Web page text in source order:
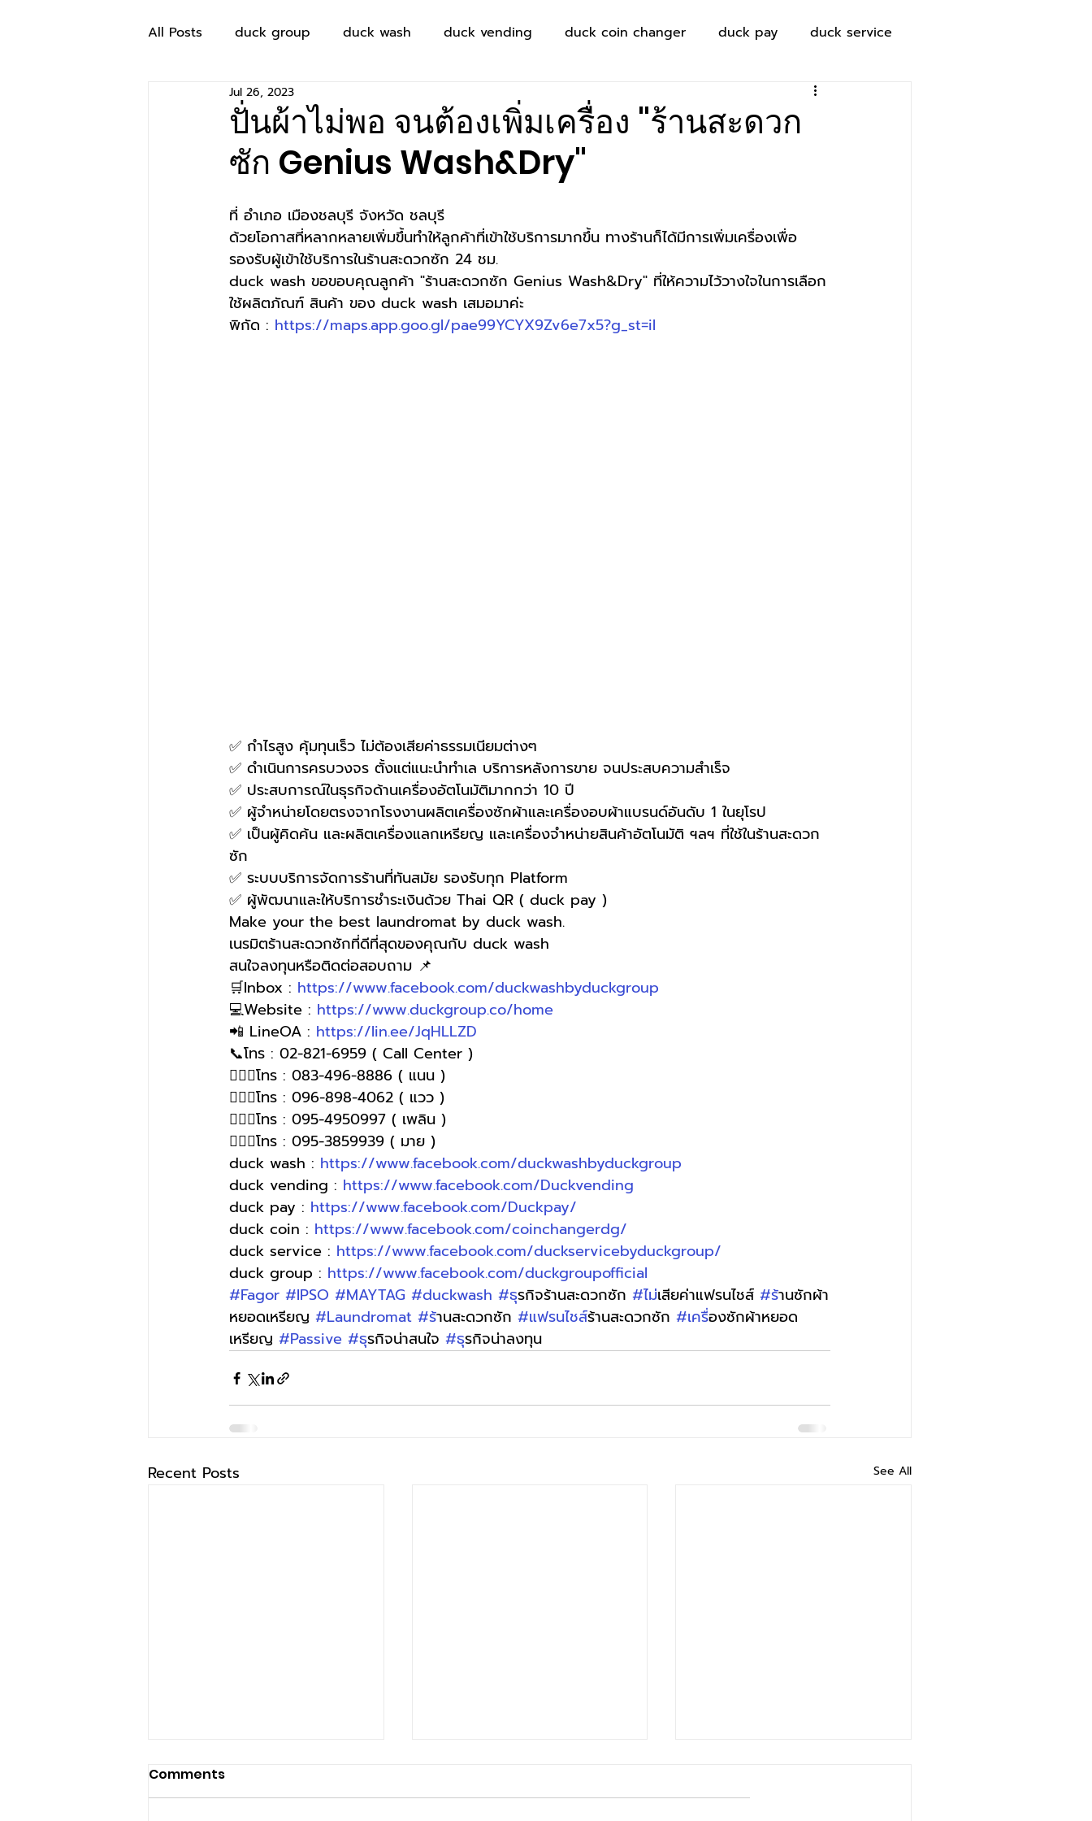
All Posts duck group duck wash duck vending duck coin changer duck pay duck service
ปั่นผ้าไม่พอ จนต้องเพิ่มเครื่อง "ร้านสะดวก
ซัก Genius Wash&Dry"
Jul 26, 2023
ที่ อำเภอ เมืองชลบุรี จังหวัด ชลบุรี
ด้วยโอกาสที่หลากหลายเพิ่มขึ้นทำให้ลูกค้าที่เข้าใช้บริการมากขึ้น ทางร้านก็ได้มีการเพิ่มเครื่องเพื่อ
รองรับผู้เข้าใช้บริการในร้านสะดวกซัก 24 ชม.
duck wash ขอขอบคุณลูกค้า "ร้านสะดวกซัก Genius Wash&Dry" ที่ให้ความไว้วางใจในการเลือก
ใช้ผลิตภัณฑ์ สินค้า ของ duck wash เสมอมาค่ะ
พิกัด : https://maps.app.goo.gl/pae99YCYX9Zv6e7x5?g_st=il
✅ กำไรสูง คุ้มทุนเร็ว ไม่ต้องเสียค่าธรรมเนียมต่างๆ
✅ ดำเนินการครบวงจร ตั้งแต่แนะนำทำเล บริการหลังการขาย จนประสบความสำเร็จ
✅ ประสบการณ์ในธุรกิจด้านเครื่องอัตโนมัติมากกว่า 10 ปี
✅ ผู้จำหน่ายโดยตรงจากโรงงานผลิตเครื่องซักผ้าและเครื่องอบผ้าแบรนด์อันดับ 1 ในยุโรป
✅ เป็นผู้คิดค้น และผลิตเครื่องแลกเหรียญ และเครื่องจำหน่ายสินค้าอัตโนมัติ ฯลฯ ที่ใช้ในร้านสะดวก
ซัก
✅ ระบบบริการจัดการร้านที่ทันสมัย รองรับทุก Platform
✅ ผู้พัฒนาและให้บริการชำระเงินด้วย Thai QR ( duck pay )
Make your the best laundromat by duck wash.
เนรมิตร้านสะดวกซักที่ดีที่สุดของคุณกับ duck wash
สนใจลงทุนหรือติดต่อสอบถาม 📌
🛒Inbox : https://www.facebook.com/duckwashbyduckgroup
💻Website : https://www.duckgroup.co/home
📲 LineOA : https://lin.ee/JqHLLZD
📞โทร : 02-821-6959 ( Call Center )
🙋🏻‍♀️โทร : 083-496-8886 ( แนน )
🙋🏻‍♀โทร : 096-898-4062 ( แวว )
🙋🏻‍♀โทร : 095-4950997 ( เพลิน )
🙋🏻‍♀️โทร : 095-3859939 ( มาย )
duck wash : https://www.facebook.com/duckwashbyduckgroup
duck vending : https://www.facebook.com/Duckvending
duck pay : https://www.facebook.com/Duckpay/
duck coin : https://www.facebook.com/coinchangerdg/
duck service : https://www.facebook.com/duckservicebyduckgroup/
duck group : https://www.facebook.com/duckgroupofficial
#Fagor #IPSO #MAYTAG #duckwash #ธุรกิจร้านสะดวกซัก #ไม่เสียค่าแฟรนไชส์ #ร้านซักผ้า
หยอดเหรียญ #Laundromat #ร้านสะดวกซัก #แฟรนไชส์ร้านสะดวกซัก #เครื่องซักผ้าหยอด
เหรียญ #Passive #ธุรกิจน่าสนใจ #ธุรกิจน่าลงทุน
Recent Posts See All
Comments